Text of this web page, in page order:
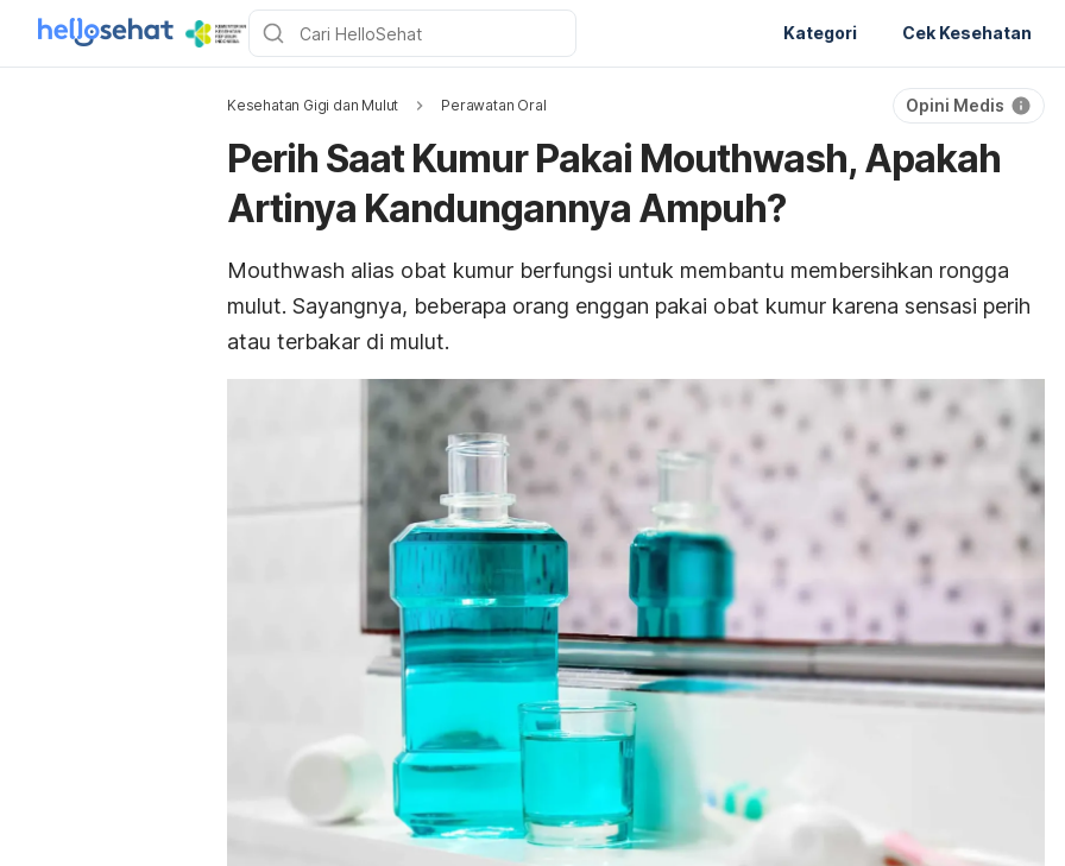
Kategori Cek Kesehatan
Kesehatan Gigi dan Mulut Perawatan Oral Opini Medis
Perih Saat Kumur Pakai Mouthwash, Apakah
Artinya Kandungannya Ampuh?
Mouthwash alias obat kumur berfungsi untuk membantu membersihkan rongga
mulut. Sayangnya, beberapa orang enggan pakai obat kumur karena sensasi perih
atau terbakar di mulut.